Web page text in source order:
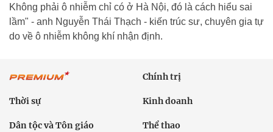
Không phải ô nhiễm chỉ có ở Hà Nội, đó là cách hiểu sai
lầm" - anh Nguyễn Thái Thạch - kiến trúc sư, chuyên gia tự
do về ô nhiễm không khí nhận định.
Chính trị
Thời sự Kinh doanh
Dân tộc và Tôn giáo Thể thao